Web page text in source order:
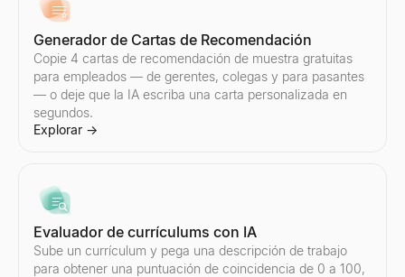
Generador de respuestas con IA
Pega la respuesta de un prospecto — obtén 3 respuestas listas
Explorar→
Manejador de objeciones de ventas
Pega cualquier objeción — obtén el tipo, un marco de
Explorar→
Generador de Cartas de Recomendación
Copie 4 cartas de recomendación de muestra gratuitas
para empleados — de gerentes, colegas y para pasantes
— o deje que la IA escriba una carta personalizada en
segundos.
Explorar →
Evaluador de currículums con IA
Sube un currículum y pega una descripción de trabajo
para obtener una puntuación de coincidencia de 0 a 100,